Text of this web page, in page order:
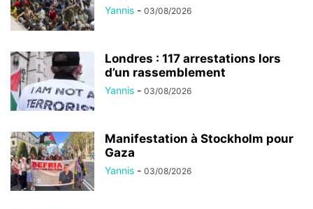
Yannis - 03/08/2026
Londres : 117 arrestations lors
d’un rassemblement
Yannis - 03/08/2026
Manifestation à Stockholm pour
Gaza
Yannis - 03/08/2026